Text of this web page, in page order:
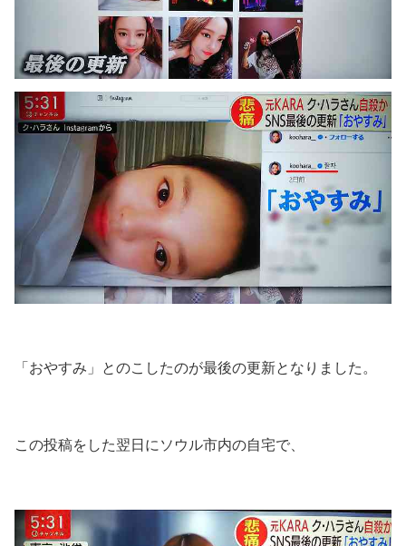
「おやすみ」とのこしたのが最後の更新となりました。
この投稿をした翌日にソウル市内の自宅で、